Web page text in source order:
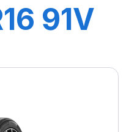
91V